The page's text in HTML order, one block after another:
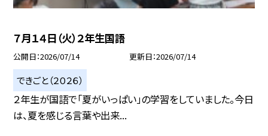
７月１４日（火）２年生国語
公開日 2026/07/14 更新日 2026/07/14
できごと（２０２６）
２年生が国語で「夏がいっぱい」の学習をしていました。今日
は、夏を感じる言葉や出来...